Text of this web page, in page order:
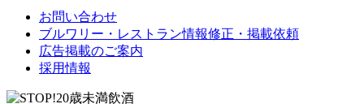
お問い合わせ
ブルワリー・レストラン情報修正・掲載依頼
広告掲載のご案内
採用情報